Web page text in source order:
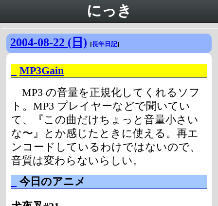
にっき
2004-08-22 (日) [長年日記]
MP3Gain
MP3 の音量を正規化してくれるソフ
ト。MP3 プレイヤーなどで聞いてい
て、『この曲だけちょっと音量小さい
な〜』とか感じたときに使える。再エ
ンコードしているわけではないので、
音質は変わらないらしい。
今日のアニメ